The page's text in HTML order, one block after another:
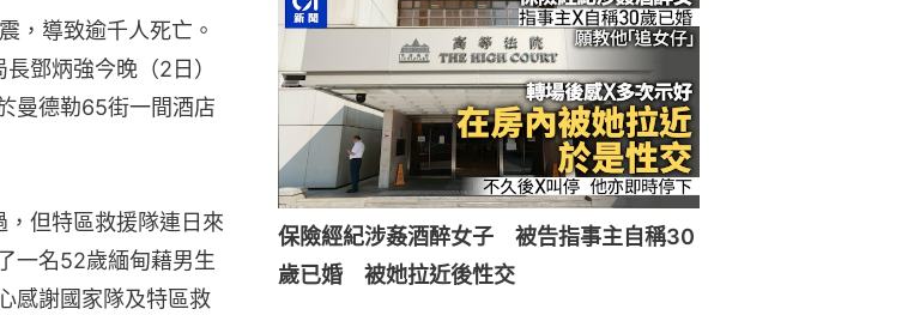
，導致逾千人死亡。
鄧炳強今晚（2日）
曼德勒65街一間酒店
但特區救援隊連日來
一名52歲緬甸藉男生
感謝國家隊及特區救
保險經紀涉姦酒醉女子 被告指事主自稱30
歲已婚 被她拉近後性交